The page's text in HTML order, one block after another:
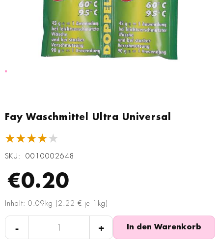
Fay Waschmittel Ultra Universal
★★★★★
SKU 0010002648
€0.20
Inhalt: 0.09kg (2.22 € je 1kg)
- + In den Warenkorb
Anfang
Bildgalerie